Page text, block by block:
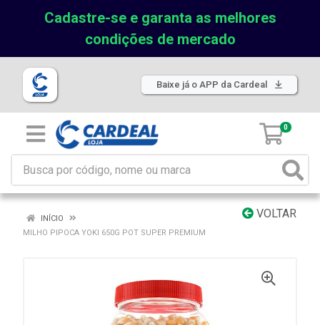
Cadastre-se e garanta as melhores
condições de mercado
Baixe já o APP da Cardeal
0
VOLTAR
INÍCIO
MILHO PIPOCA YOKI 650G POT SUPER PREMIUM